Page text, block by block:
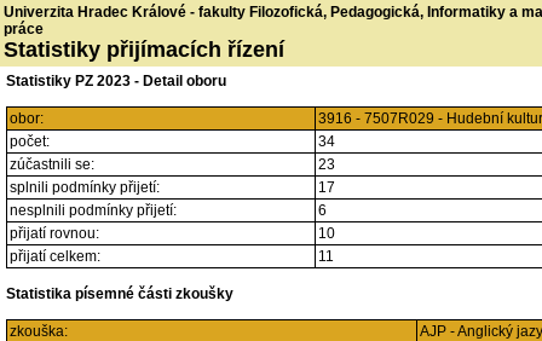
Univerzita Hradec Králové - fakulty Filozofická, Pedagogická, Informatiky a
práce
Statistiky přijímacích řízení
Statistiky PZ 2023 - Detail oboru
obor:
3916 - 7507R029 - Hudební
počet:
34
zúčastnili se:
23
splnili podmínky přijetí:
17
nesplnili podmínky přijetí:
6
přijatí rovnou:
10
přijatí celkem:
11
Statistika písemné části zkoušky
zkouška:
AJP - Anglický